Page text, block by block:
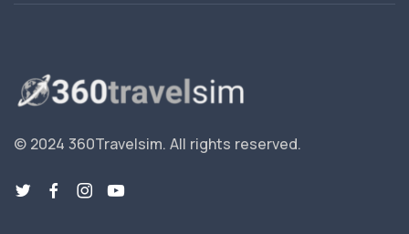
© 2024 360Travelsim. All rights reserved.